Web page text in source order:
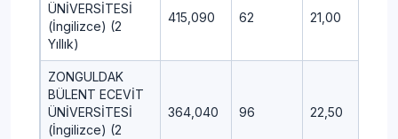
ÜNİVERSİTESİ
(İngilizce) (2
Yıllık)
415,090 62 21,00
ZONGULDAK
BÜLENT ECEVİT
ÜNİVERSİTESİ
(İngilizce) (2
364,040 96 22,50